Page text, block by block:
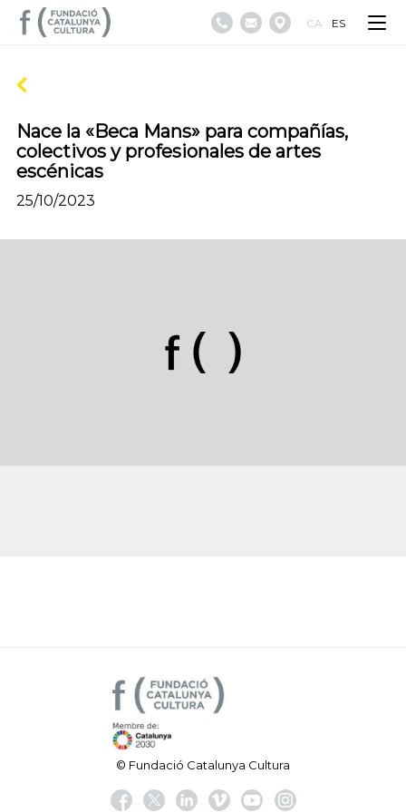
CA ES
Nace la «Beca Mans» para compañías,
colectivos y profesionales de artes
escénicas
25/10/2023
© Fundació Catalunya Cultura